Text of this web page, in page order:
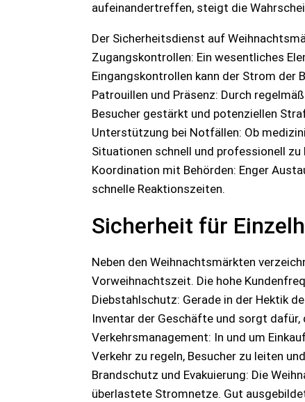
aufeinandertreffen, steigt die
Der Sicherheitsdienst auf
Zugangskontrollen: Ein wesentliches
Eingangskontrollen kann der Strom der
Patrouillen und Präsenz: Durch
Besucher gestärkt und potenziellen
Unterstützung bei Notfällen: Ob
Situationen schnell und professionell zu
Koordination mit Behörden: Enger
schnelle Reaktionszeiten.
Sicherheit für
Neben den Weihnachtsmärkten
Vorweihnachtszeit. Die hohe
Diebstahlschutz: Gerade in der Hektik
Inventar der Geschäfte und sorgt dafür,
Verkehrsmanagement: In und um
Verkehr zu regeln, Besucher zu leiten
Brandschutz und Evakuierung: Die
überlastete Stromnetze. Gut